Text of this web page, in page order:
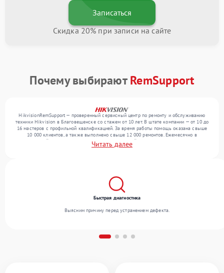
Записаться
Скидка 20% при записи на сайте
Почему выбираютRemSupport
HikvisionRemSupport — проверенный сервисный центр по ремонту и обслуживанию
техники Hikvision в Благовещенске со стажем от 10 лет. В штате компании — от 10 до
16 мастеров с профильной квалификацией. За время работы помощь оказана свыше
10 000 клиентов, а также выполнено свыше 12 000 ремонтов. Ежемесячно в
сервисный центр поступает более 300 обращений, включая , , . Мы работаем с
широким спектром неисправностей и обеспечиваем надежный результат благодаря
Читать далее
Быстрая диагностика
Выясним причину перед устранением дефекта.